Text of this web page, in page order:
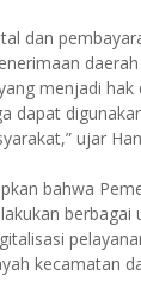
dan
menjadi
dapat
ujar
bahwa
berbagai
kecamatan